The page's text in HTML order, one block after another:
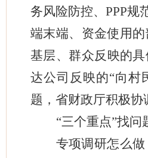
务风险防控、PPP规
端末端、资金使用
基层、群众反映的
达公司反映的“向村
题，省财政厅积极
“三个重点”找
专项调研怎么